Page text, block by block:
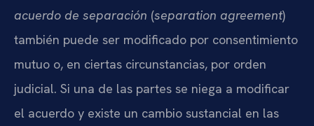
acuerdo de separación (separation agreement)
también puede ser modificado por consentimiento
mutuo o, en ciertas circunstancias, por orden
judicial. Si una de las partes se niega a modificar
el acuerdo y existe un cambio sustancial en las